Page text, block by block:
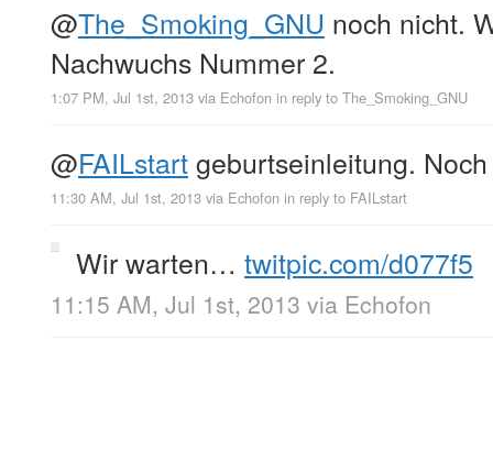
@The_Smoking_GNU noch nicht.
Nachwuchs Nummer 2.
1:07 PM, Jul 1st, 2013 via Echofon in reply to The_Smoking_GNU
@FAILstartgeburtseinleitung.
11:30 AM, Jul 1st, 2013 via Echofon in reply to FAILstart
Wir warten… twitpic.com/d077f5
11:15 AM, Jul 1st, 2013 via Echofon